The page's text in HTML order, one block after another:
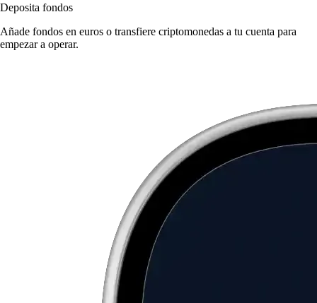
Deposita fondos
Añade fondos en euros o transfiere criptomonedas a tu cuenta para
empezar a operar.